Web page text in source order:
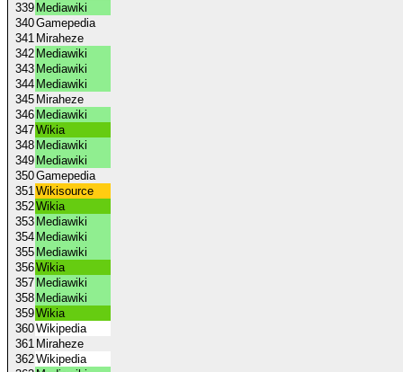
339 Mediawiki
340Gamepedia
341 Miraheze
342 Mediawiki
343 Mediawiki
344 Mediawiki
345 Miraheze
346 Mediawiki
347Wikia
348 Mediawiki
349 Mediawiki
350Gamepedia
351Wikisource
352Wikia
353 Mediawiki
354 Mediawiki
355 Mediawiki
356Wikia
357 Mediawiki
358 Mediawiki
359Wikia
360Wikipedia
361 Miraheze
362Wikipedia